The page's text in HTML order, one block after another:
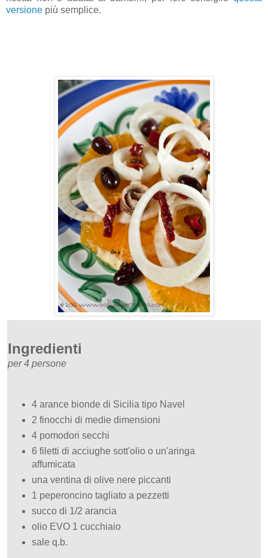
versione più semplice.
Ingredienti
per 4 persone
4 arance bionde di Sicilia tipo Navel
2 finocchi di medie dimensioni
4 pomodori secchi
6 filetti di acciughe sott'olio o un'aringa
affumicata
una ventina di olive nere piccanti
1 peperoncino tagliato a pezzetti
succo di 1/2 arancia
olio EVO 1 cucchiaio
sale q.b.